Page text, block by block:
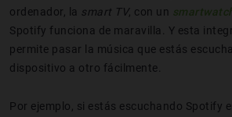
ordenador, la smart TV, con un
Spotify funciona de maravilla. Y esta
permite pasar la música que estás
dispositivo a otro fácilmente.
Por ejemplo, si estás escuchando Spotify